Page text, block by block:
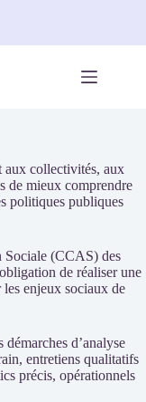
aux collectivités, aux
de mieux comprendre
politiques publiques
Sociale (CCAS) des
de réaliser une
enjeux sociaux de
d’analyse
entretiens qualitatifs
précis, opérationnels